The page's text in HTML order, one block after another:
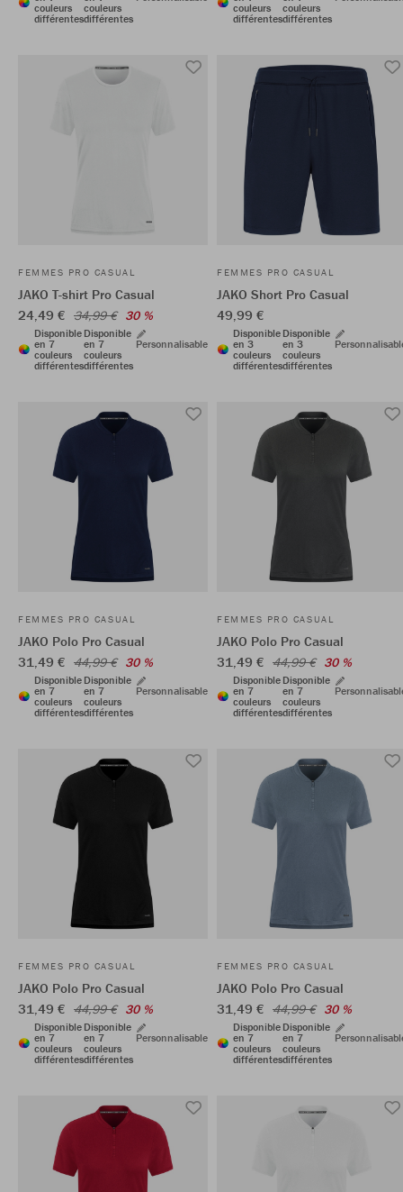
couleurs
différentes
couleurs
différentes
couleurs
différentes
couleurs
différentes
FEMMES PRO CASUAL
JAKO T-shirt Pro Casual
24,49 € 34,99 € 30 %
Disponible
en 7
couleurs
différentes
Disponible
en 7
couleurs
différentes
Personnalisable
FEMMES PRO CASUAL
JAKO Short Pro Casual
49,99 €
Disponible
en 3
couleurs
différentes
Disponible
en 3
couleurs
différentes
FEMMES PRO CASUAL
JAKO Polo Pro Casual
31,49 € 44,99 € 30 %
Disponible
en 7
couleurs
différentes
Disponible
en 7
couleurs
différentes
Personnalisable
FEMMES PRO CASUAL
JAKO Polo Pro Casual
31,49 € 44,99 € 30 %
Disponible
en 7
couleurs
différentes
Disponible
en 7
couleurs
différentes
FEMMES PRO CASUAL
JAKO Polo Pro Casual
31,49 € 44,99 € 30 %
Disponible
en 7
couleurs
différentes
Disponible
en 7
couleurs
différentes
Personnalisable
FEMMES PRO CASUAL
JAKO Polo Pro Casual
31,49 € 44,99 € 30 %
Disponible
en 7
couleurs
différentes
Disponible
en 7
couleurs
différentes